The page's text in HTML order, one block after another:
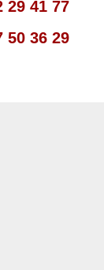
29 41 77
50 36 29